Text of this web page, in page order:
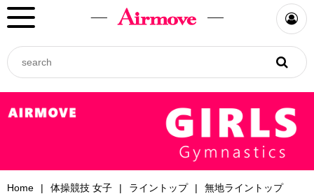
Home 体操競技 女子 ライントップ 無地ライントップ